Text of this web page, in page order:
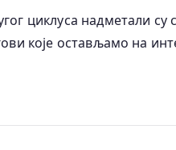
циклуса надметали
које остављамо на